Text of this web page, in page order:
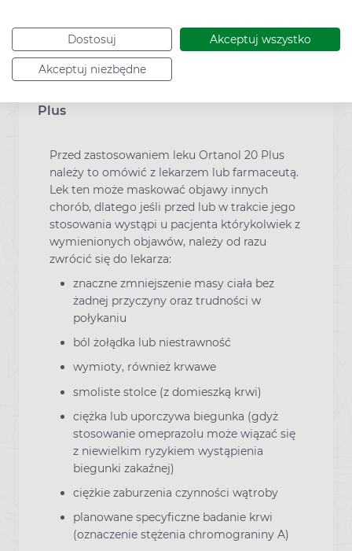
Dostosuj Akceptuj wszystko
Akceptuj niezbędne
Kod EAN:5909990613205
Plus
Przed zastosowaniem leku Ortanol 20 Plus
należy to omówić z lekarzem lub farmaceutą.
Lek ten może maskować objawy innych
chorób, dlatego jeśli przed lub w trakcie jego
stosowania wystąpi u pacjenta którykolwiek z
wymienionych objawów, należy od razu
zwrócić się do lekarza:
znaczne zmniejszenie masy ciała bez
żadnej przyczyny oraz trudności w
połykaniu
ból żołądka lub niestrawność
wymioty, również krwawe
smoliste stolce (z domieszką krwi)
ciężka lub uporczywa biegunka (gdyż
stosowanie omeprazolu może wiązać się
z niewielkim ryzykiem wystąpienia
biegunki zakaźnej)
ciężkie zaburzenia czynności wątroby
planowane specyficzne badanie krwi
(oznaczenie stężenia chromograniny A)